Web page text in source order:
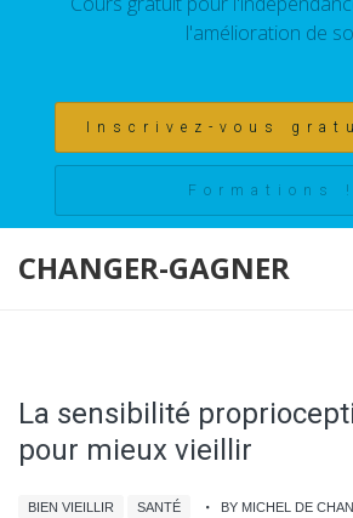
l'amélioration de
Inscrivez-vous
Formations !
CHANGER-GAGNER
La sensibilité
pour mieux vieillir
BIEN VIEILLIR SANTÉ BY MICHEL DE